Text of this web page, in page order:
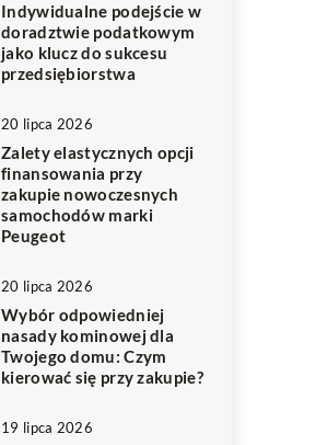
Indywidualne podejście w
doradztwie podatkowym
jako klucz do sukcesu
przedsiębiorstwa
20 lipca 2026
Zalety elastycznych opcji
finansowania przy
zakupie nowoczesnych
samochodów marki
Peugeot
20 lipca 2026
Wybór odpowiedniej
nasady kominowej dla
Twojego domu: Czym
kierować się przy zakupie?
19 lipca 2026